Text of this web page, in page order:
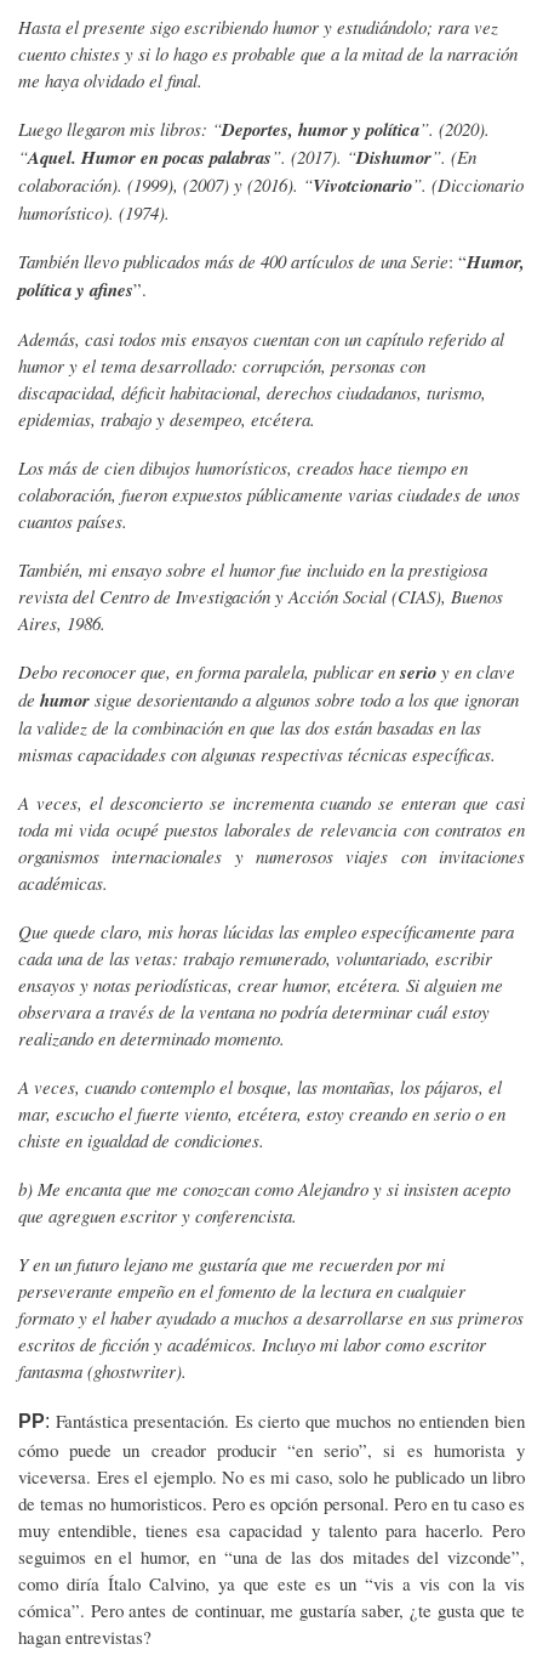
Hasta el presente sigo escribiendo humor y estudiándolo; rara vez
cuento chistes y si lo hago es probable que a la mitad de la narración
me haya olvidado el final.
Luego llegaron mis libros: “Deportes, humor y política”. (2020).
“Aquel. Humor en pocas palabras”. (2017). “Dishumor”. (En
colaboración). (1999), (2007) y (2016). “Vivotcionario”. (Diccionario
humorístico). (1974).
También llevo publicados más de 400 artículos de una Serie: “Humor,
política y afines”.
Además, casi todos mis ensayos cuentan con un capítulo referido al
humor y el tema desarrollado: corrupción, personas con
discapacidad, déficit habitacional, derechos ciudadanos, turismo,
epidemias, trabajo y desempeo, etcétera.
Los más de cien dibujos humorísticos, creados hace tiempo en
colaboración, fueron expuestos públicamente varias ciudades de unos
cuantos países.
También, mi ensayo sobre el humor fue incluido en la prestigiosa
revista del Centro de Investigación y Acción Social (CIAS), Buenos
Aires, 1986.
Debo reconocer que, en forma paralela, publicar en serio y en clave
de humor sigue desorientando a algunos sobre todo a los que ignoran
la validez de la combinación en que las dos están basadas en las
mismas capacidades con algunas respectivas técnicas específicas.
A veces, el desconcierto se incrementa cuando se enteran que casi
toda mi vida ocupé puestos laborales de relevancia con contratos en
organismos internacionales y numerosos viajes con invitaciones
académicas.
Que quede claro, mis horas lúcidas las empleo específicamente para
cada una de las vetas: trabajo remunerado, voluntariado, escribir
ensayos y notas periodísticas, crear humor, etcétera. Si alguien me
observara a través de la ventana no podría determinar cuál estoy
realizando en determinado momento.
A veces, cuando contemplo el bosque, las montañas, los pájaros, el
mar, escucho el fuerte viento, etcétera, estoy creando en serio o en
chiste en igualdad de condiciones.
b) Me encanta que me conozcan como Alejandro y si insisten acepto
que agreguen escritor y conferencista.
Y en un futuro lejano me gustaría que me recuerden por mi
perseverante empeño en el fomento de la lectura en cualquier
formato y el haber ayudado a muchos a desarrollarse en sus primeros
escritos de ficción y académicos. Incluyo mi labor como escritor
fantasma (ghostwriter).
PP: Fantástica presentación. Es cierto que muchos no entienden bien
cómo puede un creador producir “en serio”, si es humorista y
viceversa. Eres el ejemplo. No es mi caso, solo he publicado un libro
de temas no humoristicos. Pero es opción personal. Pero en tu caso es
muy entendible, tienes esa capacidad y talento para hacerlo. Pero
seguimos en el humor, en “una de las dos mitades del vizconde”,
como diría Ítalo Calvino, ya que este es un “vis a vis con la vis
cómica”. Pero antes de continuar, me gustaría saber, ¿te gusta que te
hagan entrevistas?